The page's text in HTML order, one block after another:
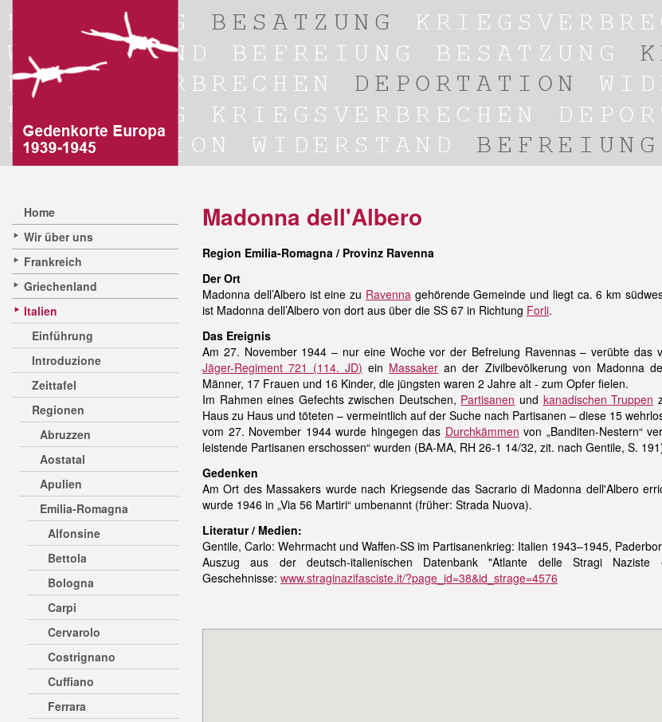
Home
Wir über uns
Frankreich
Griechenland
Italien
Einführung
Introduzione
Zeittafel
Regionen
Abruzzen
Aostatal
Apulien
Emilia-Romagna
Alfonsine
Bettola
Bologna
Carpi
Cervarolo
Costrignano
Cuffiano
Ferrara
Madonna dell'Albero
Region Emilia-Romagna / Provinz Ravenna
Der Ort
Madonna dell’Albero ist eine zu Ravennagehörende Gemeinde und liegt ca. 6 km
ist Madonna dell’Albero von dort aus über die SS 67 in Richtung Forli.
Das Ereignis
Am 27. November 1944 – nur eine Woche vor der Befreiung Ravennas – verübte das
Jäger-Regiment 721 (114. JD) ein Massaker an der Zivilbevölkerung von Madonna
Männer, 17 Frauen und 16 Kinder, die jüngsten waren 2 Jahre alt - zum Opfer fielen.
Im Rahmen eines Gefechts zwischen Deutschen, Partisanen und kanadischen Truppen
Haus zu Haus und töteten – vermeintlich auf der Suche nach Partisanen – diese 15
vom 27. November 1944 wurde hingegen das Durchkämmen von „Banditen-Nestern“
leistende Partisanen erschossen“ wurden (BA-MA, RH 26-1 14/32, zit. nach Gentile, S.
Gedenken
Am Ort des Massakers wurde nach Kriegsende das Sacrario di Madonna dell'Albero
wurde 1946 in „Via 56 Martiri“ umbenannt (früher: Strada Nuova).
Literatur / Medien:
Gentile, Carlo: Wehrmacht und Waffen-SS im Partisanenkrieg: Italien 1943–1945,
Auszug aus der deutsch-italienischen Datenbank "Atlante delle Stragi
Geschehnisse: www.straginazifasciste.it/?page_id=38&id_strage=4576